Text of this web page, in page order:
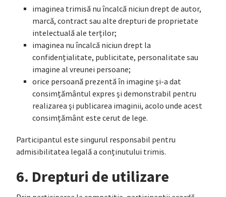
imaginea trimisă nu încalcă niciun drept de autor,
marcă, contract sau alte drepturi de proprietate
intelectuală ale terților;
imaginea nu încalcă niciun drept la
confidențialitate, publicitate, personalitate sau
imagine al vreunei persoane;
orice persoană prezentă în imagine și-a dat
consimțământul expres și demonstrabil pentru
realizarea și publicarea imaginii, acolo unde acest
consimțământ este cerut de lege.
Participantul este singurul responsabil pentru
admisibilitatea legală a conținutului trimis.
6. Drepturi de utilizare